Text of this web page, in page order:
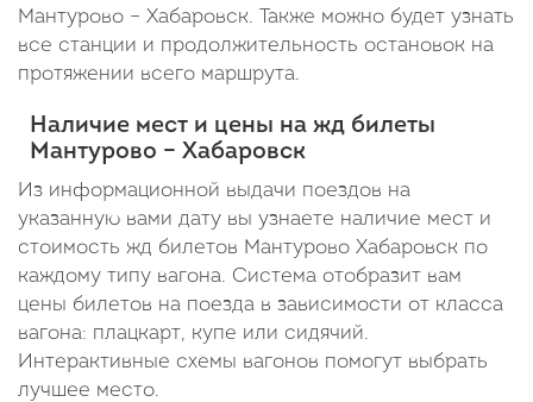
Мантурово – Хабаровск. Также можно будет узнать
все станции и продолжительность остановок на
протяжении всего маршрута.
Наличие мест и цены на жд билеты
Мантурово – Хабаровск
Из информационной выдачи поездов на
указанную вами дату вы узнаете наличие мест и
стоимость жд билетов Мантурово Хабаровск по
каждому типу вагона. Система отобразит вам
цены билетов на поезда в зависимости от класса
вагона: плацкарт, купе или сидячий.
Интерактивные схемы вагонов помогут выбрать
лучшее место.